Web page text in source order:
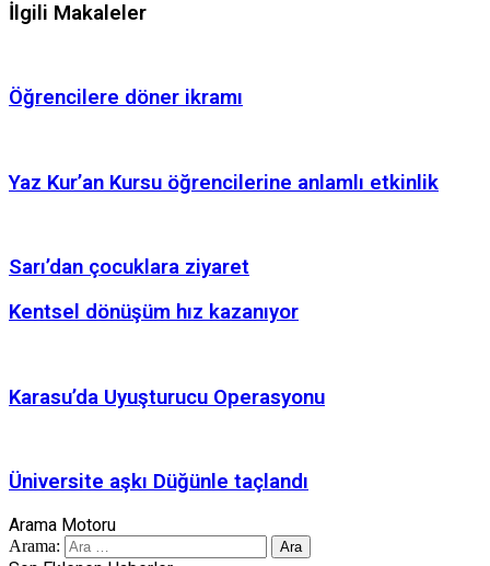
İlgili Makaleler
Öğrencilere döner ikramı
Yaz Kur’an Kursu öğrencilerine anlamlı etkinlik
Sarı’dan çocuklara ziyaret
Kentsel dönüşüm hız kazanıyor
Karasu’da Uyuşturucu Operasyonu
Üniversite aşkı Düğünle taçlandı
Arama Motoru
Arama: